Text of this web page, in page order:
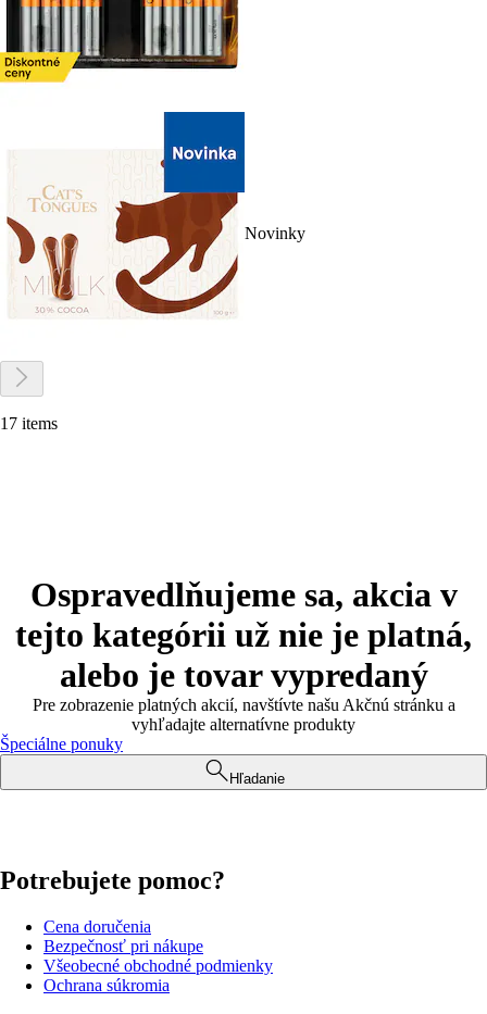
Novinky
17 items
Ospravedlňujeme sa, akcia v
tejto kategórii už nie je platná,
alebo je tovar vypredaný
Pre zobrazenie platných akcií, navštívte našu Akčnú stránku a
vyhľadajte alternatívne produkty
Špeciálne ponuky
Hľadanie
Potrebujete pomoc?
Cena doručenia
Bezpečnosť pri nákupe
Všeobecné obchodné podmienky
Ochrana súkromia